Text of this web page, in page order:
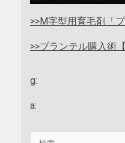
>>M字型用育毛剤「
>>プランテル購入術
g:
a: